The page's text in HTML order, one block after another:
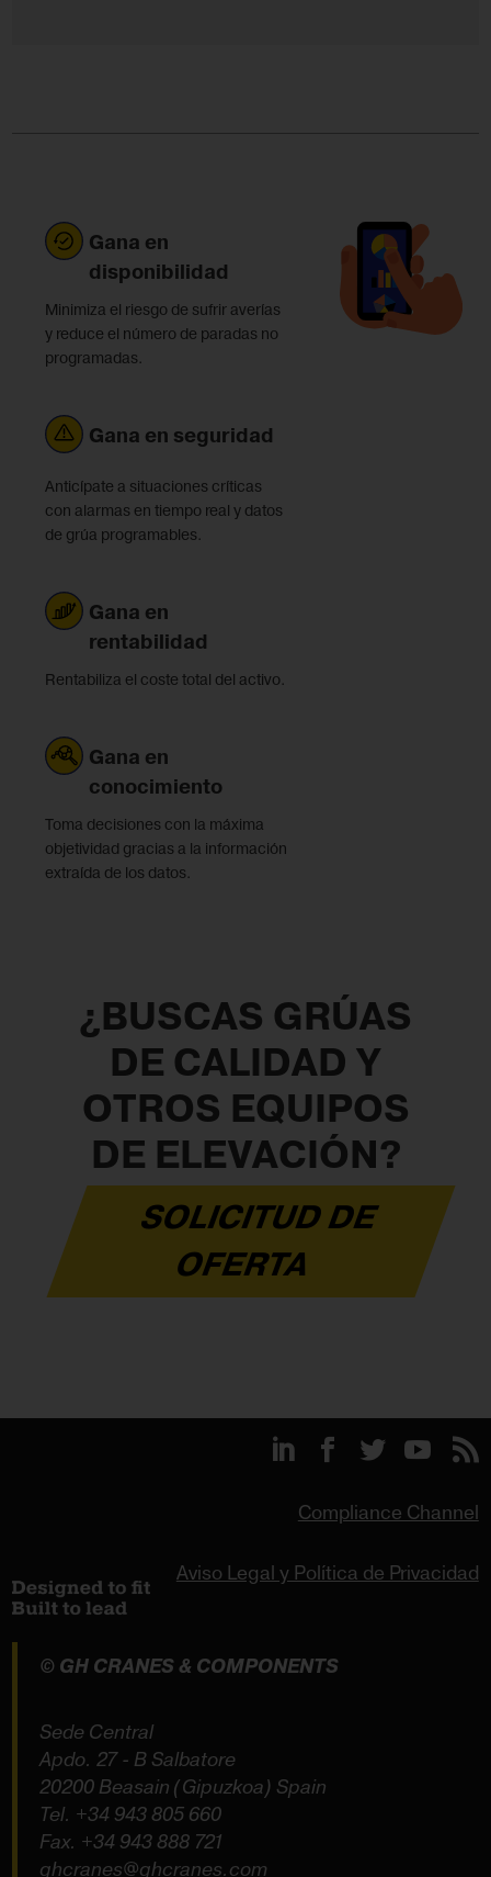
Gana en
disponibilidad
Minimiza el riesgo de sufrir averías
y reduce el número de paradas no
programadas.
Gana en seguridad
Anticípate a situaciones críticas
con alarmas en tiempo real y datos
de grúa programables.
Gana en
rentabilidad
Rentabiliza el coste total del activo.
Gana en
conocimiento
Toma decisiones con la máxima
objetividad gracias a la información
extraída de los datos.
¿BUSCAS GRÚAS
DE CALIDAD Y
OTROS EQUIPOS
DE ELEVACIÓN?
SOLICITUD DE
OFERTA
Compliance Channel
Aviso Legal y Política de Privacidad
© GH CRANES & COMPONENTS
Sede Central
Apdo. 27 - B Salbatore
20200 Beasain (Gipuzkoa) Spain
Tel. +34 943 805 660
Fax. +34 943 888 721
ghcranes@ghcranes.com